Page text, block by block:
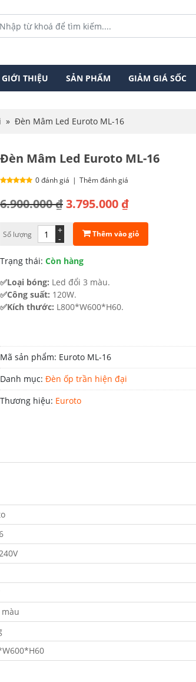
GIỚI THIỆU SẢN PHẨM GIẢM GIÁ SỐC
» Đèn Mâm Led Euroto ML-16
Đèn Mâm Led Euroto ML-16
0 đánh giá | Thêm đánh giá
6.900.000₫
Giá
là:
6.900.000 ₫.
3.795.000 ₫
Giá
tại
là:
3.795.000 ₫.
Số lượng -
+ Thêm vào giỏ
Trạng thái: Còn hàng
✅Loại bóng: Led đổi 3 màu.
✅Công suất: 120W.
✅Kích thước: L800*W600*H60.
Mã sản phẩm: Euroto ML-16
Danh mục: Đèn ốp trần hiện đại
Thương hiệu: Euroto